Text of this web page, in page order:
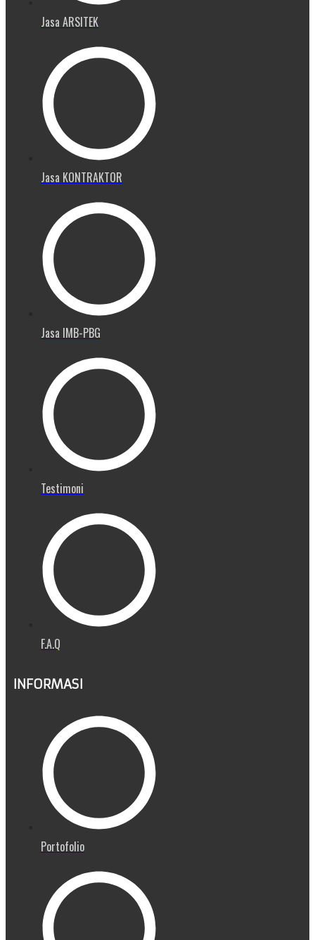
Jasa ARSITEK
Jasa KONTRAKTOR
Jasa IMB-PBG
Testimoni
F.A.Q
INFORMASI
Portofolio